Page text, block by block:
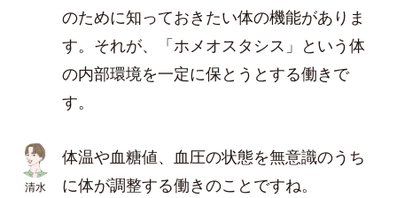
のために知っておきたい体の機能がありま
す。それが、「ホメオスタシス」という体
の内部環境を一定に保とうとする働きで
す。
清水
体温や血糖値、血圧の状態を無意識のうち
に体が調整する働きのことですね。